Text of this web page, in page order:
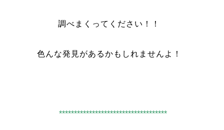
調べまくってください！！
色んな発見があるかもしれませんよ！
************************************